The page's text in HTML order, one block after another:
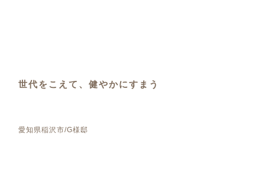
世代をこえて、健やかにすまう
愛知県稲沢市/G様邸